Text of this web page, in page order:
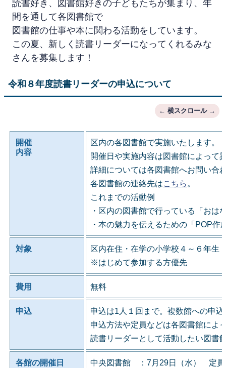
読書好き、図書館好きの子どもたちが集まり、年
間を通して各図書館で
図書館の仕事や本に関わる活動をしています。
この夏、新しく読書リーダーになってくれるみな
さんを募集します！
令和８年度読書リーダーの申込について
開催
内容
区内の各図書館で実施いたします。
開催日や実施内容は図書館によって
詳細については各図書館へお問い合
各図書館の連絡先はこちら 。
これまでの活動例
・区内の図書館で行っている「おは
・本の魅力を伝えるための「POP
対象
区内在住・在学の小学校４～６年生
※はじめて参加する方優先
費用 無料
申込
申込は1人１回まで。複数館への申
申込方法や定員などは各図書館によ
読書リーダーとして活動したい図書
各館の開催日
中央図書館 ：7月29日（水） 定員